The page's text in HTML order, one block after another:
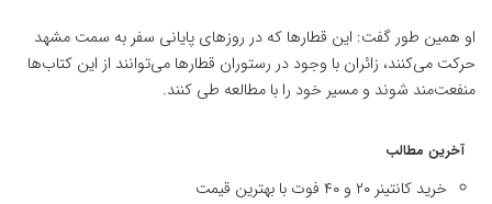
او همین طور گفت: این قطارها که در روزهای پایانی سفر به سمت مشهد
حرکت می‌کنند، زائران با وجود در رستوران قطارها می‌توانند از این کتاب‌ها
منفعت‌مند شوند و مسیر خود را با مطالعه طی کنند.
آخرین مطالب
خرید کانتینر ۲۰ و ۴۰ فوت با بهترین قیمت